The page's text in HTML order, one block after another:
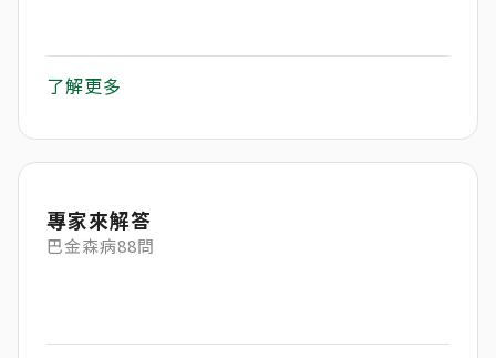
了解更多
專家來解答
巴金森病88問